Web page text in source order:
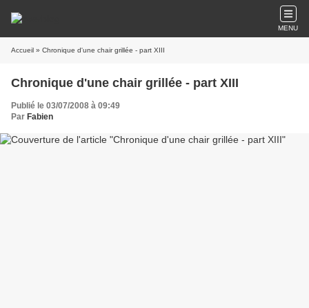
MENU
Accueil » Chronique d'une chair grillée - part XIII
Chronique d'une chair grillée - part XIII
Publié le 03/07/2008 à 09:49
Par Fabien